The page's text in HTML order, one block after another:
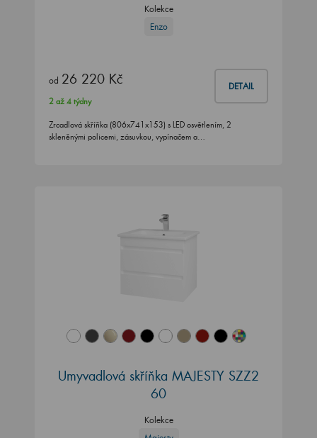
Kolekce
Enzo
od 26 220 Kč DETAIL
2 až 4 týdny
Zrcadlová skříňka (806x741x153) s LED osvětlením, 2
skleněnými policemi, zásuvkou, vypínačem a…
Umyvadlová skříňka MAJESTY SZZ2
60
Kolekce